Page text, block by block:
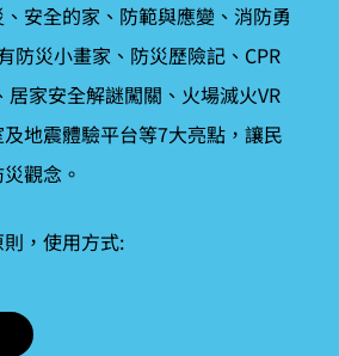
安全的家、防範與應變、消防勇
防災小畫家、防災歷險記、CPR
居家安全解謎闖關、火場滅火VR
地震體驗平台等7大亮點，讓民
觀念。
，使用方式: